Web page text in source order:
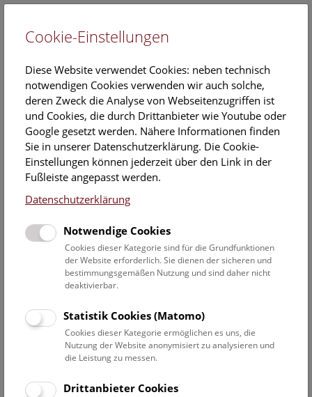
EN
Michael Benson’s Otherworlds. Reise
durch das Sonnensystem
Sonderausstellung von 01.06.-18.09. 2016 in den
Sonderschauräumen des NHM Wien
Einladung zum Pressegespräch mit Ausstellungsrundgang
am Dienstag, den 31. Mai 2016, um 10:30 Uhr
Pressetext Bilder Dokumente
Sonderausstellung von 01.06.-18.09. 2016 in den
Cookie-Einstellungen
Diese Website verwendet Cookies: neben technisch
notwendigen Cookies verwenden wir auch solche,
deren Zweck die Analyse von Webseitenzugriffen ist
und Cookies, die durch Drittanbieter wie Youtube oder
Google gesetzt werden. Nähere Informationen finden
Sie in unserer Datenschutzerklärung. Die Cookie-
Einstellungen können jederzeit über den Link in der
Fußleiste angepasst werden.
Datenschutzerklärung
Notwendige Cookies
Cookies dieser Kategorie sind für die Grundfunktionen
der Website erforderlich. Sie dienen der sicheren und
bestimmungsgemäßen Nutzung und sind daher nicht
deaktivierbar.
Statistik Cookies (Matomo)
Cookies dieser Kategorie ermöglichen es uns, die
Nutzung der Website anonymisiert zu analysieren und
die Leistung zu messen.
Drittanbieter Cookies